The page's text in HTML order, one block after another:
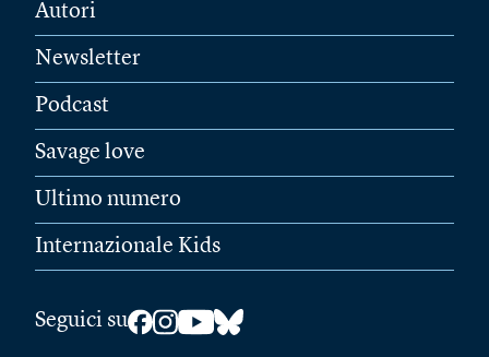
Autori
Newsletter
Podcast
Savage love
Ultimo numero
Internazionale Kids
Seguici su